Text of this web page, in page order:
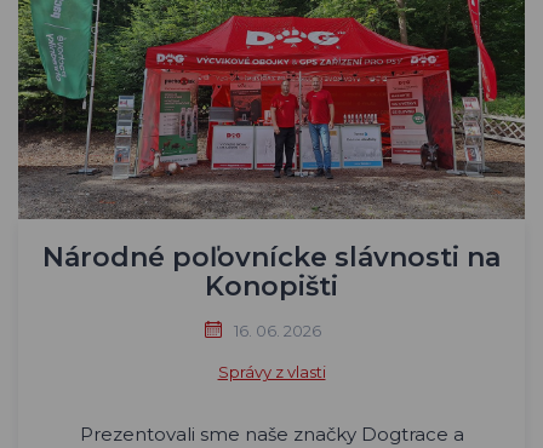
Národné poľovnícke slávnosti na
Konopišti
16. 06. 2026
Správy z vlasti
Prezentovali sme naše značky Dogtrace a